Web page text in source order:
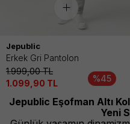
Jepublic
Erkek Gri Pantolon
1.999,00TL
1.099,90 TL %45
Jepublic Eşofman Altı
Yeni